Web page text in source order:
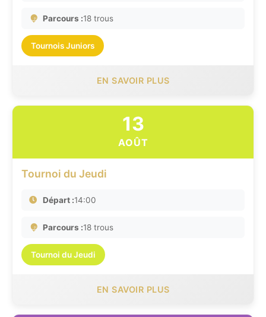
Parcours :18 trous
Tournois Juniors
EN SAVOIR PLUS
13
AOÛT
Tournoi du Jeudi
Départ :14:00
Parcours :18 trous
Tournoi du Jeudi
EN SAVOIR PLUS